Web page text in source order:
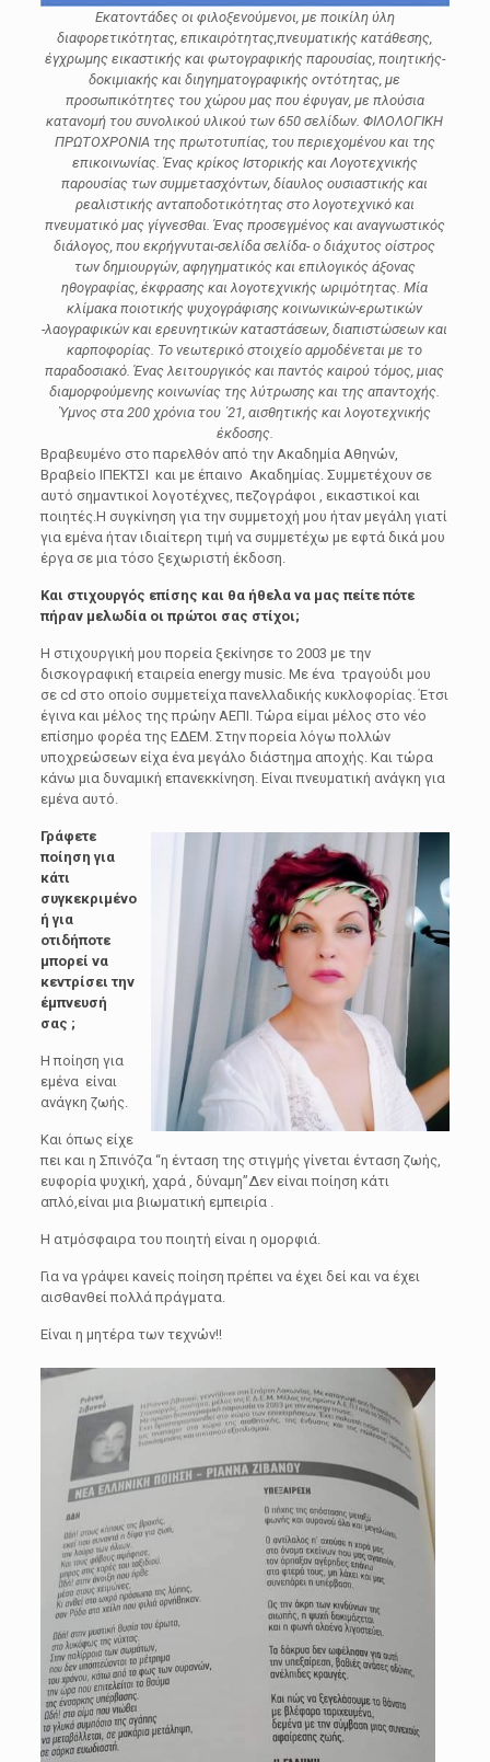
Εκατοντάδες οι φιλοξενούμενοι, με ποικίλη ύλη
διαφορετικότητας, επικαιρότητας,πνευματικής κατάθεσης,
έγχρωμης εικαστικής και φωτογραφικής παρουσίας, ποιητικής-
δοκιμιακής και διηγηματογραφικής οντότητας, με
προσωπικότητες του χώρου μας που έφυγαν, με πλούσια
κατανομή του συνολικού υλικού των 650 σελίδων. ΦΙΛΟΛΟΓΙΚΗ
ΠΡΩΤΟΧΡΟΝΙΑ της πρωτοτυπίας, του περιεχομένου και της
επικοινωνίας. Ένας κρίκος Ιστορικής και Λογοτεχνικής
παρουσίας των συμμετασχόντων, δίαυλος ουσιαστικής και
ρεαλιστικής ανταποδοτικότητας στο λογοτεχνικό και
πνευματικό μας γίγνεσθαι. Ένας προσεγμένος και αναγνωστικός
διάλογος, που εκρήγνυται-σελίδα σελίδα- ο διάχυτος οίστρος
των δημιουργών, αφηγηματικός και επιλογικός άξονας
ηθογραφίας, έκφρασης και λογοτεχνικής ωριμότητας. Μία
κλίμακα ποιοτικής ψυχογράφισης κοινωνικών-ερωτικών
-λαογραφικών και ερευνητικών καταστάσεων, διαπιστώσεων και
καρποφορίας. Το νεωτερικό στοιχείο αρμοδένεται με το
παραδοσιακό. Ένας λειτουργικός και παντός καιρού τόμος, μιας
διαμορφούμενης κοινωνίας της λύτρωσης και της απαντοχής.
Ύμνος στα 200 χρόνια του ΄21, αισθητικής και λογοτεχνικής
έκδοσης.
Βραβευμένο στο παρελθόν από την Ακαδημία Αθηνών,
Βραβείο ΙΠΕΚΤΣΙ και με έπαινο Ακαδημίας. Συμμετέχουν σε
αυτό σημαντικοί λογοτέχνες, πεζογράφοι , εικαστικοί και
ποιητές.Η συγκίνηση για την συμμετοχή μου ήταν μεγάλη γιατί
για εμένα ήταν ιδιαίτερη τιμή να συμμετέχω με εφτά δικά μου
έργα σε μια τόσο ξεχωριστή έκδοση.
Και στιχουργός επίσης και θα ήθελα να μας πείτε πότε
πήραν μελωδία οι πρώτοι σας στίχοι;
Η στιχουργική μου πορεία ξεκίνησε το 2003 με την
δισκογραφική εταιρεία energy music. Με ένα τραγούδι μου
σε cd στο οποίο συμμετείχα πανελλαδικής κυκλοφορίας. Έτσι
έγινα και μέλος της πρώην ΑΕΠΙ. Τώρα είμαι μέλος στο νέο
επίσημο φορέα της ΕΔΕΜ. Στην πορεία λόγω πολλών
υποχρεώσεων είχα ένα μεγάλο διάστημα αποχής. Και τώρα
κάνω μια δυναμική επανεκκίνηση. Είναι πνευματική ανάγκη για
εμένα αυτό.
Γράφετε
ποίηση για
κάτι
συγκεκριμένο
ή για
οτιδήποτε
μπορεί να
κεντρίσει την
έμπνευσή
σας ;
Η ποίηση για
εμένα είναι
ανάγκη ζωής.
Και όπως είχε
πει και η Σπινόζα “η ένταση της στιγμής γίνεται ένταση ζωής,
ευφορία ψυχική, χαρά , δύναμη”Δεν είναι ποίηση κάτι
απλό,είναι μια βιωματική εμπειρία .
Η ατμόσφαιρα του ποιητή είναι η ομορφιά.
Για να γράψει κανείς ποίηση πρέπει να έχει δεί και να έχει
αισθανθεί πολλά πράγματα.
Είναι η μητέρα των τεχνών!!